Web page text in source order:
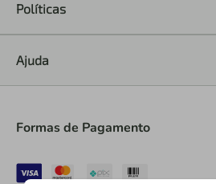
Políticas
Ajuda
Formas de Pagamento